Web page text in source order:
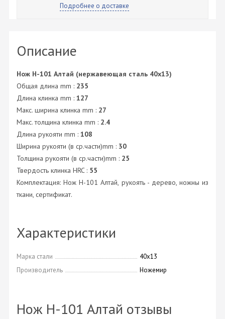
Подробнее о доставке
Описание
Нож H-101 Алтай (нержавеющая сталь 40х13)
Общая длина mm : 235
Длина клинка mm : 127
Макс. ширина клинка mm : 27
Макс. толщина клинка mm : 2.4
Длина рукояти mm : 108
Ширина рукояти (в ср.части)mm : 30
Толщина рукояти (в ср.части)mm : 25
Твердость клинка HRC : 55
Комплектация: Нож H-101 Алтай, рукоять - дерево, ножны из
ткани, сертификат.
Характеристики
Марка стали
40х13
Производитель
Ножемир
Нож H-101 Алтай отзывы